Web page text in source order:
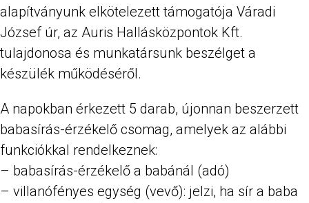
alapítványunk elkötelezett támogatója Váradi
József úr, az Auris Hallásközpontok Kft.
tulajdonosa és munkatársunk beszélget a
készülék működéséről.
A napokban érkezett 5 darab, újonnan beszerzett
babasírás-érzékelő csomag, amelyek az alábbi
funkciókkal rendelkeznek:
– babasírás-érzékelő a babánál (adó)
– villanófényes egység (vevő): jelzi, ha sír a baba